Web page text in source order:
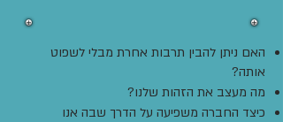
האם ניתן להבין תרבות אחרת מבלי לשפוט
אותה?
מה מעצב את הזהות שלנו?
כיצד החברה משפיעה על הדרך שבה אנו